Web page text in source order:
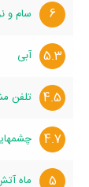
6 سام و
5.3 آبی
4.5 تلفن
4.7
5 ماه